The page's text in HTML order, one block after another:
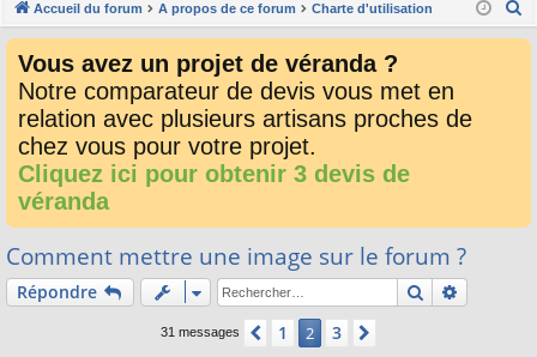
co
ci
u
s
ne cri
Accueil du forum A propos de ce forum Charte d'utilisation
Vous avez un projet de véranda ?
Notre comparateur de devis vous met en
relation avec plusieurs artisans proches de
chez vous pour votre projet.
Cliquez ici pour obtenir 3 devis de
véranda
Comment mettre une image sur le forum ?
Répondre Rechercher
31 messages Précédent
1 2 3